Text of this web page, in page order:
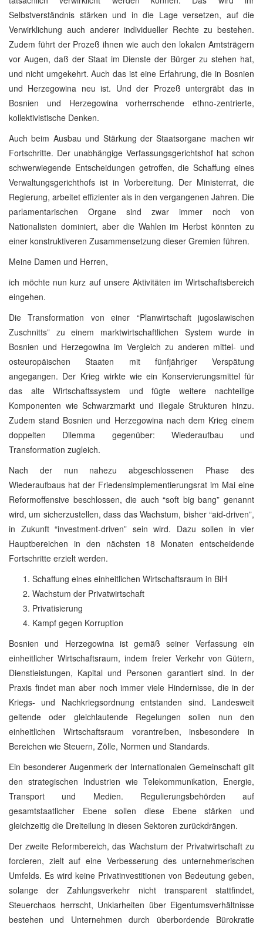
Selbstverständnis stärken und in die Lage versetzen, auf die
Verwirklichung auch anderer individueller Rechte zu bestehen.
Zudem führt der Prozeß ihnen wie auch den lokalen Amtsträgern
vor Augen, daß der Staat im Dienste der Bürger zu stehen hat,
und nicht umgekehrt. Auch das ist eine Erfahrung, die in Bosnien
und Herzegowina neu ist. Und der Prozeß untergräbt das in
Bosnien und Herzegowina vorherrschende ethno-zentrierte,
kollektivistische Denken.
Auch beim Ausbau und Stärkung der Staatsorgane machen wir
Fortschritte. Der unabhängige Verfassungsgerichtshof hat schon
schwerwiegende Entscheidungen getroffen, die Schaffung eines
Verwaltungsgerichthofs ist in Vorbereitung. Der Ministerrat, die
Regierung, arbeitet effizienter als in den vergangenen Jahren. Die
parlamentarischen Organe sind zwar immer noch von
Nationalisten dominiert, aber die Wahlen im Herbst könnten zu
einer konstruktiveren Zusammensetzung dieser Gremien führen.
Meine Damen und Herren,
ich möchte nun kurz auf unsere Aktivitäten im Wirtschaftsbereich
eingehen.
Die Transformation von einer “Planwirtschaft jugoslawischen
Zuschnitts” zu einem marktwirtschaftlichen System wurde in
Bosnien und Herzegowina im Vergleich zu anderen mittel- und
osteuropäischen Staaten mit fünfjähriger Verspätung
angegangen. Der Krieg wirkte wie ein Konservierungsmittel für
das alte Wirtschaftssystem und fügte weitere nachteilige
Komponenten wie Schwarzmarkt und illegale Strukturen hinzu.
Zudem stand Bosnien und Herzegowina nach dem Krieg einem
doppelten Dilemma gegenüber: Wiederaufbau und
Transformation zugleich.
Nach der nun nahezu abgeschlossenen Phase des
Wiederaufbaus hat der Friedensimplementierungsrat im Mai eine
Reformoffensive beschlossen, die auch “soft big bang” genannt
wird, um sicherzustellen, dass das Wachstum, bisher “aid-driven”,
in Zukunft “investment-driven” sein wird. Dazu sollen in vier
Hauptbereichen in den nächsten 18 Monaten entscheidende
Fortschritte erzielt werden.
Schaffung eines einheitlichen Wirtschaftsraum in BiH
Wachstum der Privatwirtschaft
Privatisierung
Kampf gegen Korruption
Bosnien und Herzegowina ist gemäß seiner Verfassung ein
einheitlicher Wirtschaftsraum, indem freier Verkehr von Gütern,
Dienstleistungen, Kapital und Personen garantiert sind. In der
Praxis findet man aber noch immer viele Hindernisse, die in der
Kriegs- und Nachkriegsordnung entstanden sind. Landesweit
geltende oder gleichlautende Regelungen sollen nun den
einheitlichen Wirtschaftsraum vorantreiben, insbesondere in
Bereichen wie Steuern, Zölle, Normen und Standards.
Ein besonderer Augenmerk der Internationalen Gemeinschaft gilt
den strategischen Industrien wie Telekommunikation, Energie,
Transport und Medien. Regulierungsbehörden auf
gesamtstaatlicher Ebene sollen diese Ebene stärken und
gleichzeitig die Dreiteilung in diesen Sektoren zurückdrängen.
Der zweite Reformbereich, das Wachstum der Privatwirtschaft zu
forcieren, zielt auf eine Verbesserung des unternehmerischen
Umfelds. Es wird keine Privatinvestitionen von Bedeutung geben,
solange der Zahlungsverkehr nicht transparent stattfindet,
Steuerchaos herrscht, Unklarheiten über Eigentumsverhältnisse
bestehen und Unternehmen durch überbordende Bürokratie